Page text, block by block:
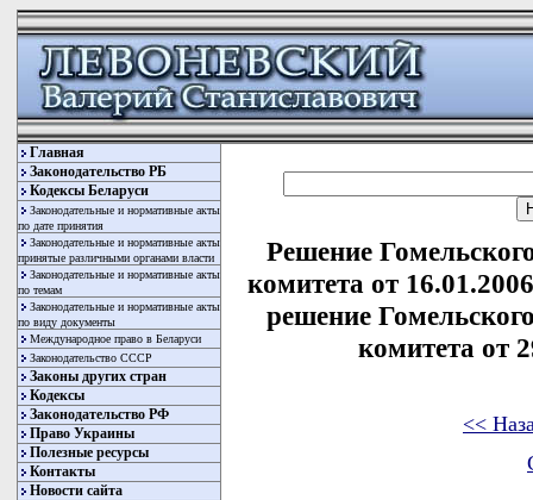
Главная
Законодательство РБ
Кодексы Беларуси
Законодательные и нормативные акты
по дате принятия
Законодательные и нормативные акты
принятые различными органами власти
Законодательные и нормативные акты
по темам
Законодательные и нормативные акты
по виду документы
Международное право в Беларуси
Законодательство СССР
Законы других стран
Кодексы
Законодательство РФ
Право Украины
Полезные ресурсы
Контакты
Новости сайта
Решение
комитета от
решение
комитета от
<<